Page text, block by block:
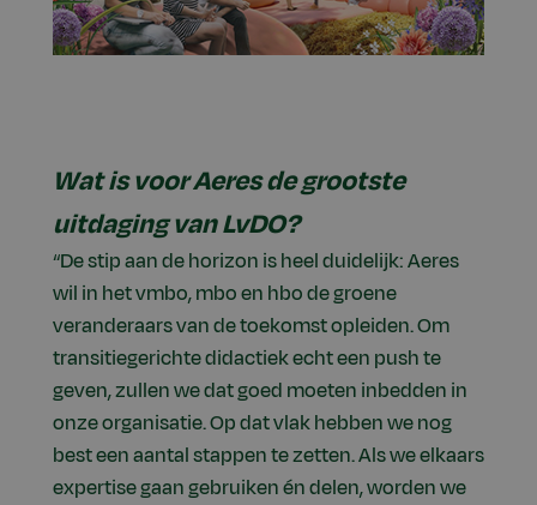
Wat is voor Aeres de grootste
uitdaging van LvDO?
“De stip aan de horizon is heel duidelijk: Aeres
wil in het vmbo, mbo en hbo de groene
veranderaars van de toekomst opleiden. Om
transitiegerichte didactiek echt een push te
geven, zullen we dat goed moeten inbedden in
onze organisatie. Op dat vlak hebben we nog
best een aantal stappen te zetten. Als we elkaars
expertise gaan gebruiken én delen, worden we